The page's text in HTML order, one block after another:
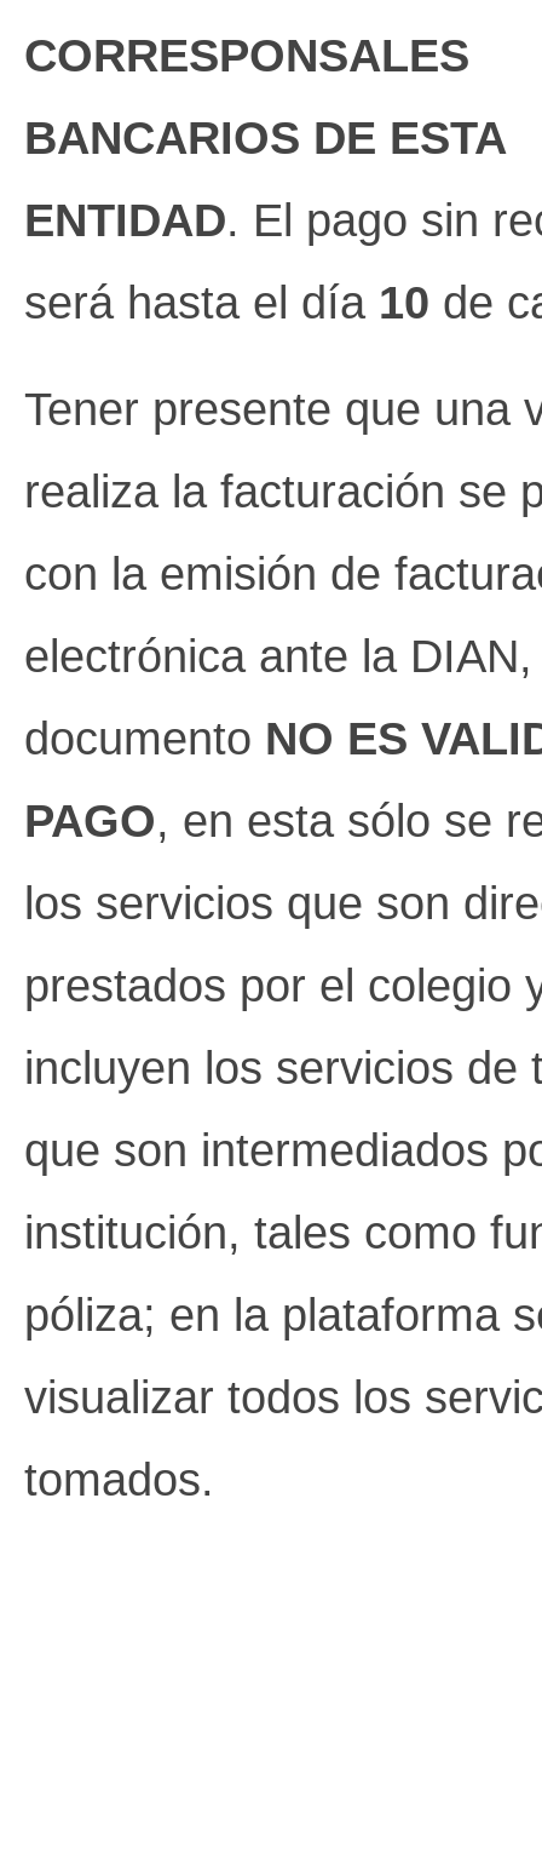
CORRESPONSALES
BANCARIOS DE ESTA
ENTIDAD. El pago sin
será hasta el día 10 de
Tener presente que una
realiza la facturación se
con la emisión de
electrónica ante la
documento NO ES
PAGO, en esta sólo se
los servicios que son
prestados por el colegio
incluyen los servicios de
que son intermediados
institución, tales como
póliza; en la plataforma
visualizar todos los
tomados.